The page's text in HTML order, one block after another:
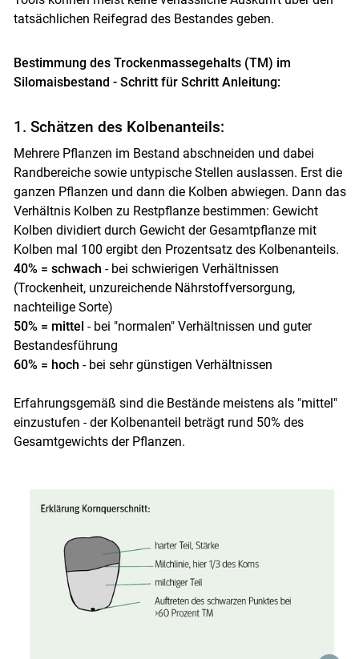
Skip to main content
tatsächlichen Reifegrad des Bestandes geben.
Bestimmung des Trockenmassegehalts (TM) im
Silomaisbestand - Schritt für Schritt Anleitung:
1. Schätzen des Kolbenanteils:
Mehrere Pflanzen im Bestand abschneiden und dabei
Randbereiche sowie untypische Stellen auslassen. Erst die
ganzen Pflanzen und dann die Kolben abwiegen. Dann das
Verhältnis Kolben zu Restpflanze bestimmen: Gewicht
Kolben dividiert durch Gewicht der Gesamtpflanze mit
Kolben mal 100 ergibt den Prozentsatz des Kolbenanteils.
40% = schwach - bei schwierigen Verhältnissen
(Trockenheit, unzureichende Nährstoffversorgung,
nachteilige Sorte)
50% = mittel - bei "normalen" Verhältnissen und guter
Bestandesführung
60% = hoch - bei sehr günstigen Verhältnissen
Erfahrungsgemäß sind die Bestände meistens als "mittel"
einzustufen - der Kolbenanteil beträgt rund 50% des
Gesamtgewichts der Pflanzen.